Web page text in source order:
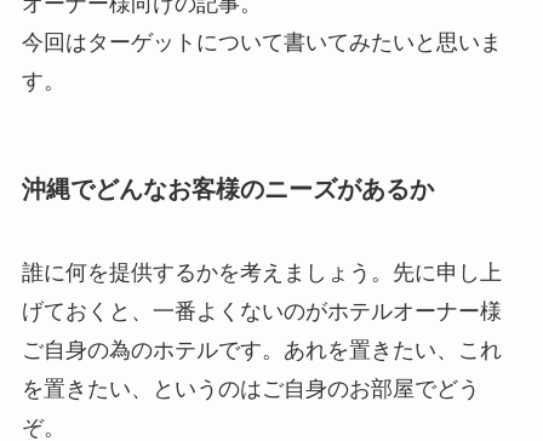
今回はターゲットについて書いてみたいと思いま
す。
沖縄でどんなお客様のニーズがあるか
誰に何を提供するかを考えましょう。先に申し上
げておくと、一番よくないのがホテルオーナー様
ご自身の為のホテルです。あれを置きたい、これ
を置きたい、というのはご自身のお部屋でどう
ぞ。